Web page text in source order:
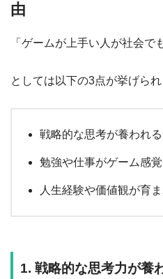
由
「ゲームが上手い人が社会で
としては以下の3点が挙げられ
戦略的な思考が養われる
勉強や仕事がゲーム感
人生経験や価値観が育
1. 戦略的な思考力が養